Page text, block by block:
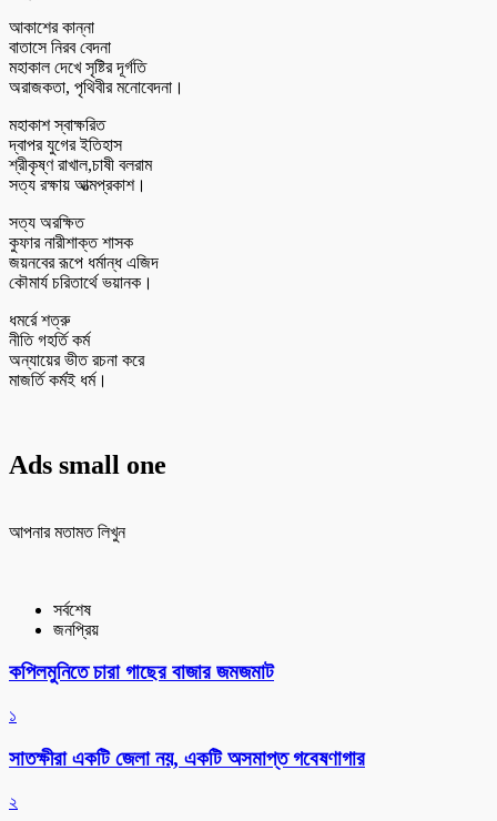
আকাশের কান্না
বাতাসে নিরব বেদনা
মহাকাল দেখে সৃষ্টির দূর্গতি
অরাজকতা, পৃথিবীর মনোবেদনা।
মহাকাশ স্বাক্ষরিত
দ্বাপর যুগের ইতিহাস
শ্রীকৃষ্ণ রাখাল,চাষী বলরাম
সত্য রক্ষায় আত্মপ্রকাশ।
সত্য অরক্ষিত
কুফার নারীশাক্ত শাসক
জয়নবের রূপে ধর্মান্ধ এজিদ
কৌমার্য চরিতার্থে ভয়ানক।
ধমর্রে শত্রু
নীতি গহর্তি কর্ম
অন্যায়ের ভীত রচনা করে
মাজর্তি কর্মই ধর্ম।
Ads small one
আপনার মতামত লিখুন
সর্বশেষ
জনপ্রিয়
কপিলমুনিতে চারা গাছের বাজার জমজমাট
১
সাতক্ষীরা একটি জেলা নয়, একটি অসমাপ্ত গবেষণাগার
২